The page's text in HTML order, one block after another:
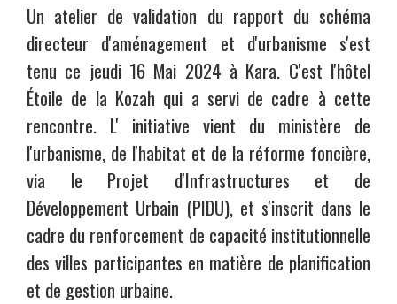
Un atelier de validation du rapport du schéma
directeur d'aménagement et d'urbanisme s'est
tenu ce jeudi 16 Mai 2024 à Kara. C'est l'hôtel
Étoile de la Kozah qui a servi de cadre à cette
rencontre. L' initiative vient du ministère de
l'urbanisme, de l'habitat et de la réforme foncière,
via le Projet d'Infrastructures et de
Développement Urbain (PIDU), et s'inscrit dans le
cadre du renforcement de capacité institutionnelle
des villes participantes en matière de planification
et de gestion urbaine.